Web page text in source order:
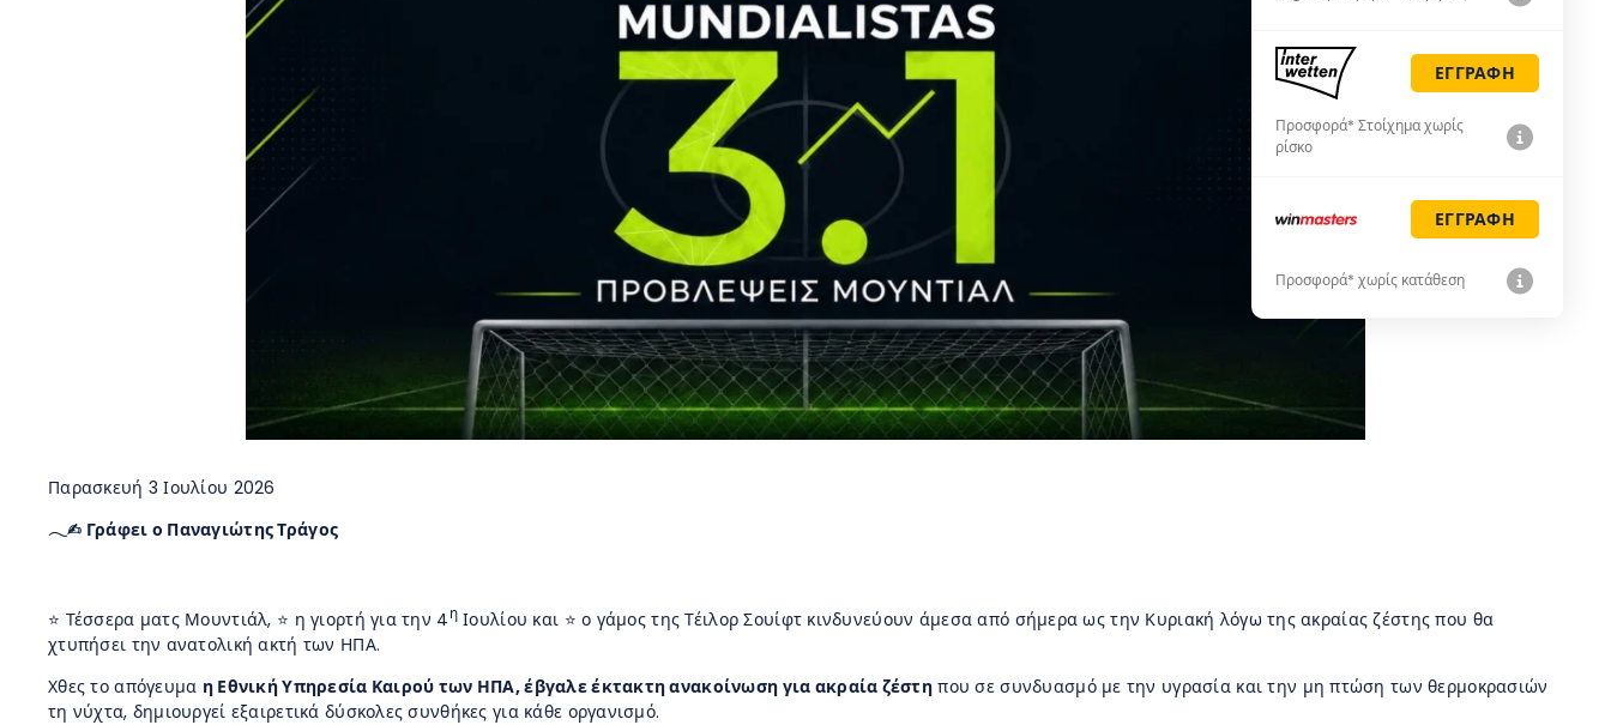
Παρασκευή 3 Ιουλίου 2026
𓂃✍︎ Γράφει ο Παναγιώτης Τράγος
⭐ Τέσσερα ματς Μουντιάλ, ⭐ η γιορτή για την 4ηΙουλίου και ⭐ ο γάμος της Τέιλορ Σουίφτ κινδυνεύουν άμεσα από σήμερα ως την Κυριακή λόγω της ακραίας ζέστης που θα
χτυπήσει την ανατολική ακτή των ΗΠΑ.
Χθες το απόγευμα η Εθνική Υπηρεσία Καιρού των ΗΠΑ, έβγαλε έκτακτη ανακοίνωση για ακραία ζέστη που σε συνδυασμό με την υγρασία και την μη πτώση των θερμοκρασιών
τη νύχτα, δημιουργεί εξαιρετικά δύσκολες συνθήκες για κάθε οργανισμό.
ΕΓΓΡΑΦΗ
Προσφορά* Στοίχημα χωρίς
ρίσκο
ΕΓΓΡΑΦΗ
Προσφορά* χωρίς κατάθεση